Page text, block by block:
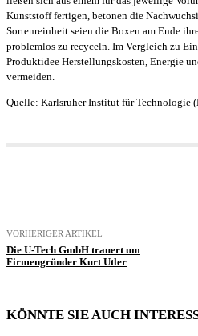
Kunststoff fertigen, betonen die
Sortenreinheit seien die Boxen am Ende
problemlos zu recyceln. Im Vergleich zu
Produktidee Herstellungskosten, Energie
vermeiden.
Quelle: Karlsruher Institut für Technologie
VORHERIGER ARTIKEL
Die U-Tech GmbH trauert um
Firmengründer Kurt Utler
KÖNNTE SIE AUCH